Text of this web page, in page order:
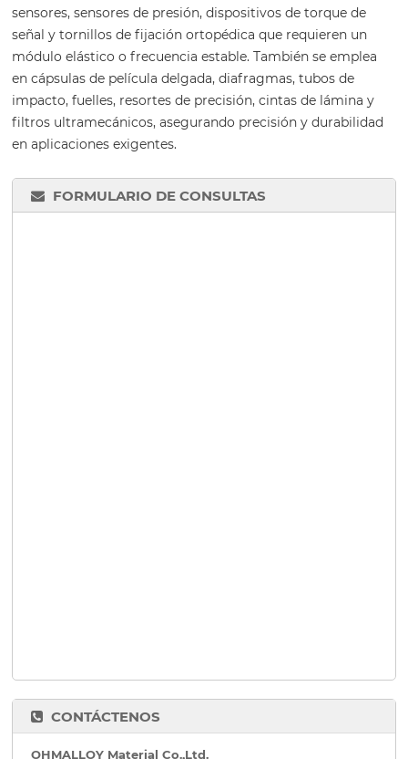
sensores, sensores de presión, dispositivos de torque de
señal y tornillos de fijación ortopédica que requieren un
módulo elástico o frecuencia estable. También se emplea
en cápsulas de película delgada, diafragmas, tubos de
impacto, fuelles, resortes de precisión, cintas de lámina y
filtros ultramecánicos, asegurando precisión y durabilidad
en aplicaciones exigentes.
FORMULARIO DE CONSULTAS
CONTÁCTENOS
OHMALLOY Material Co.,Ltd.